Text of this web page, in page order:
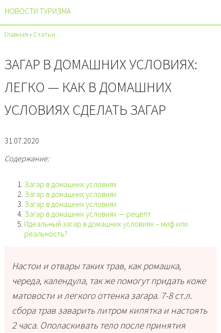
НОВОСТИ ТУРИЗМА
Главная › Статьи
ЗАГАР В ДОМАШНИХ УСЛОВИЯХ:
ЛЕГКО — КАК В ДОМАШНИХ
УСЛОВИЯХ СДЕЛАТЬ ЗАГАР
31.07.2020
Содержание:
Загар в домашних условиях
Загар в домашних условиях
Загар в домашних условиях
Загар в домашних условиях — рецепт
Идеальный загар в домашних условиях – миф или
реальность?
Настои и отвары таких трав, как ромашка,
череда, календула, так же помогут придать коже
матовости и легкого оттенка загара. 7-8 ст.л.
сбора трав заварить литром кипятка и настоять
2 часа. Ополаскивать тело после принятия